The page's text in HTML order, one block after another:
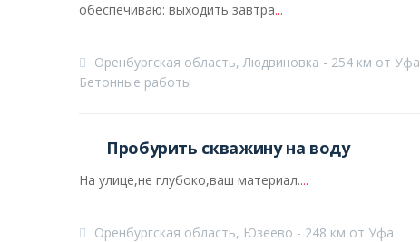
обеспечиваю: выходить завтра...
Оренбургская область, Людвиновка - 254 км от Уфа
Бетонные работы
Пробурить скважину на воду
На улице,не глубоко,ваш материал....
Оренбургская область, Юзеево - 248 км от Уфа